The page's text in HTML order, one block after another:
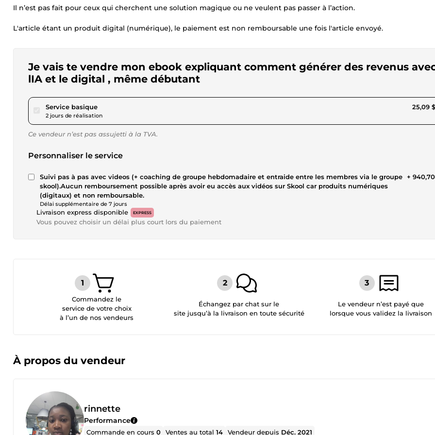
Il n’est pas fait pour ceux qui cherchent une solution magique ou ne veulent pas passer à l’action.
L'article étant un produit digital (numérique), le paiement est non remboursable une fois l'article envoyé.
Je vais te vendre mon ebook expliquant comment générer des revenus
lIA et le digital , même débutant
Service basiquepour 23,12 $US
2 jours de réalisation
25,09
Ce vendeur n’est pas assujetti à la TVA.
Personnaliser le service
Suivi pas à pas avec videos (+ coaching de groupe hebdomadaire et entraide entre les membres via le groupe
skool).Aucun remboursement possible après avoir eu accès aux vidéos sur Skool car produits numériques
(digitaux) et non remboursable.
Délai supplémentaire de 7 jours
+
Livraison express disponible EXPRESS
Vous pouvez choisir un délai plus court lors du paiement
Commandez le
service de votre choix
à l’un de nos vendeurs
Échangez par chat sur le
site jusqu’à la livraison en toute sécurité
Le vendeur n’est payé que
lorsque vous validez la livraison
À propos du vendeur
rinnette
Performance
Commande en cours0 Ventes au total14 Vendeur depuis Déc. 2021